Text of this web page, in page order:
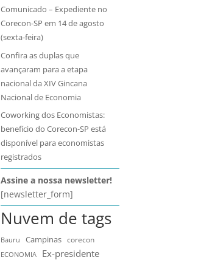
Comunicado – Expediente no
Corecon-SP em 14 de agosto
(sexta-feira)
Confira as duplas que
avançaram para a etapa
nacional da XIV Gincana
Nacional de Economia
Coworking dos Economistas:
benefício do Corecon-SP está
disponível para economistas
registrados
Assine a nossa newsletter!
[newsletter_form]
Nuvem de tags
Bauru Campinas
corecon
ECONOMIA
Ex-presidente